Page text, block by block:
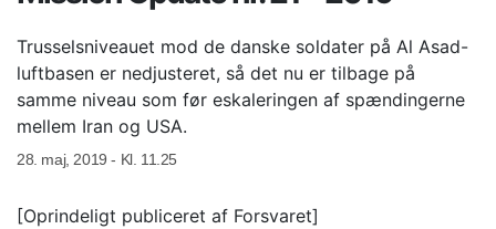
Trusselsniveauet mod de danske soldater på Al Asad-
luftbasen er nedjusteret, så det nu er tilbage på
samme niveau som før eskaleringen af spændingerne
mellem Iran og USA.
28. maj, 2019 - Kl. 11.25
[Oprindeligt publiceret af Forsvaret]